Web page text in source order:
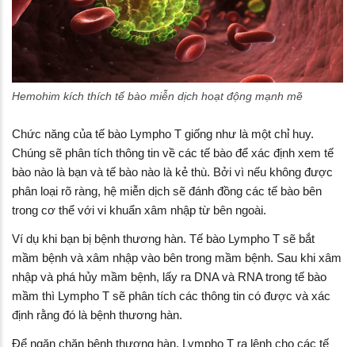
Hemohim kích thích tế bào miễn dịch hoạt động mạnh mẽ
Chức năng của tế bào Lympho T giống như là một chỉ huy.
Chúng sẽ phân tích thông tin về các tế bào để xác định xem tế
bào nào là bạn và tế bào nào là kẻ thù. Bởi vì nếu không được
phân loại rõ ràng, hệ miễn dịch sẽ đánh đồng các tế bào bên
trong cơ thể với vi khuẩn xâm nhập từ bên ngoài.
Ví dụ khi bạn bị bệnh thương hàn. Tế bào Lympho T sẽ bắt
mầm bệnh và xâm nhập vào bên trong mầm bệnh. Sau khi xâm
nhập và phá hủy mầm bệnh, lấy ra DNA và RNA trong tế bào
mầm thì Lympho T sẽ phân tích các thông tin có được và xác
định rằng đó là bệnh thương hàn.
Để ngăn chặn bệnh thương hàn, Lympho T ra lệnh cho các tế